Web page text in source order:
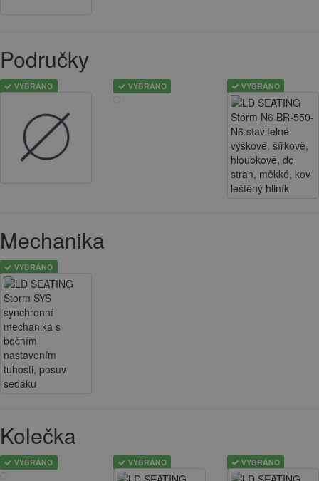
Područky
VYBRÁNO VYBRÁNO VYBRÁNO
Mechanika
VYBRÁNO
Kolečka
VYBRÁNO VYBRÁNO VYBRÁNO